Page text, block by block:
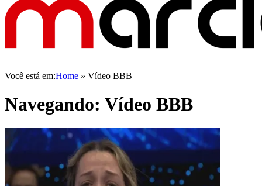
Você está em:Home » Vídeo BBB
Navegando: Vídeo BBB